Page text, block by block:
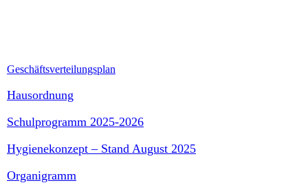
Geschäftsverteilungsplan
Hausordnung
Schulprogramm 2025-2026
Hygienekonzept – Stand August 2025
Organigramm